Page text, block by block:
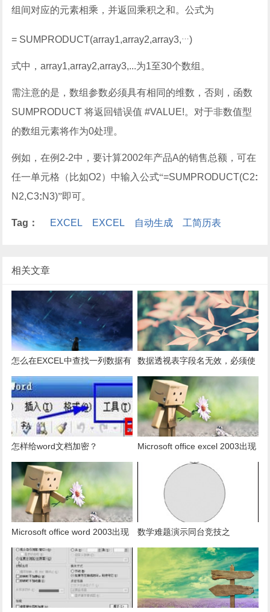
组间对应的元素相乘，并返回乘积之和。公式为
= SUMPRODUCT(array1,array2,array3, …)
式中，array1,array2,array3,...为1至30个数组。
需注意的是，数组参数必须具有相同的维数，否则，函数
SUMPRODUCT将返回错误值 #VALUE!。对于非数值型
的数组元素将作为0处理。
例如，在例 2-2中，要计算2002年产品A的销售总额，可在
任一单元格（比如O2）中输入公式“=SUMPRODUCT(C2:
N2,C3:N3)”即可。
Tag： EXCEL EXCEL 自动生成 工简历表
相关文章
怎么在EXCEL中查找一列数据有
多少是重复的？
数据透视表字段名无效，必须使
用组合为带有标志列列表的数
据。
怎样给word文档加密？
Microsoft office excel 2003出现
发送错误报告怎么办？
Microsoft office word 2003出现
发送错误报告怎么办？
数学难题演示同台竞技之
PowerPoint篇